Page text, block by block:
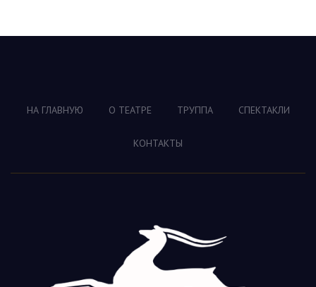
НА ГЛАВНУЮ О ТЕАТРЕ ТРУППА СПЕКТАКЛИ
КОНТАКТЫ